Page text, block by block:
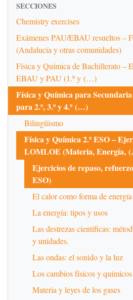
SECCIONES
Chemistry exercises
Exámenes PAU/EBAU resueltos –
(Andalucía y otras comunidades)
Física y Química de Bachillerato –
EBAU y PAU (1.º y (…)
Física y Química para
para 2.º, 3.º y 4.º (…)
Bilingüismo
Física y Química 2.º ESO –
LOMLOE (Materia, Energía,
Ejercicios de repaso,
ESO)
El calor como forma de energía
La energía: tipos y usos
Las destrezas científicas:
y unidades.
Las ondas: el sonido y la luz
Los cambios físicos y
Materia y leyes de los gases